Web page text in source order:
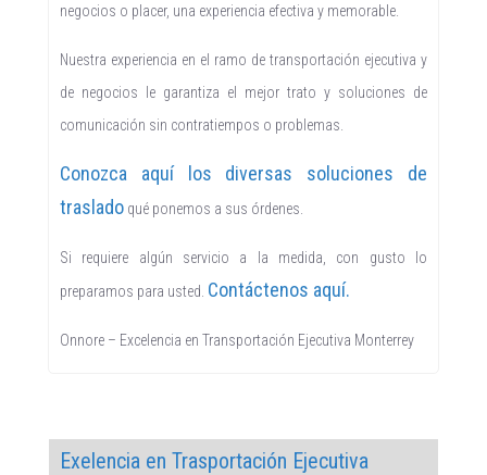
negocios o placer, una experiencia efectiva y memorable.
Nuestra experiencia en el ramo de transportación ejecutiva y
de negocios le garantiza el mejor trato y soluciones de
comunicación sin contratiempos o problemas.
Conozca aquí los diversas soluciones de
trasladoqué ponemos a sus órdenes.
Si requiere algún servicio a la medida, con gusto lo
preparamos para usted. Contáctenos aquí.
Onnore – Excelencia en Transportación Ejecutiva Monterrey
Exelencia en Trasportación Ejecutiva